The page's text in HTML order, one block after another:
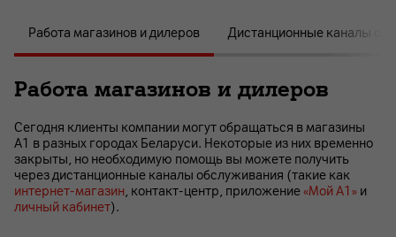
Работа магазинов и дилеров Дистанционные каналы
Работа магазинов и дилеров
Сегодня клиенты компании могут обращаться в магазины
А1 в разных городах Беларуси. Некоторые из них временно
закрыты, но необходимую помощь вы можете получить
через дистанционные каналы обслуживания (такие как
интернет-магазин, контакт-центр, приложение«Мой А1» и
личный кабинет).